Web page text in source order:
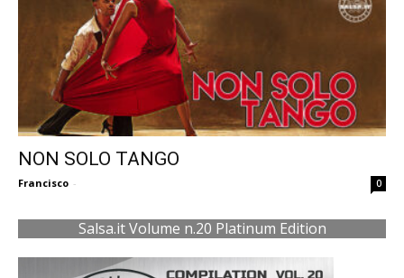
NON SOLO TANGO
Francisco - 0
Salsa.it Volume n.20 Platinum Edition